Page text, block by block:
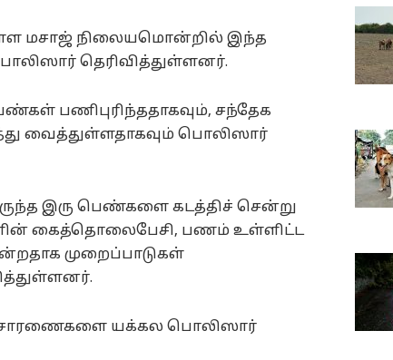
மசாஜ் நிலையமொன்றில் இந்த
தெரிவித்துள்ளனர்.
பணிபுரிந்ததாகவும், சந்தேக
வைத்துள்ளதாகவும் பொலிஸார்
இரு பெண்களை கடத்திச் சென்று
கைத்தொலைபேசி, பணம் உள்ளிட்ட
முறைப்பாடுகள்
யக்கல பொலிஸார்